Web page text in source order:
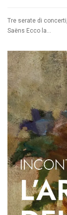
Tre serate di
Saëns Ecco la...